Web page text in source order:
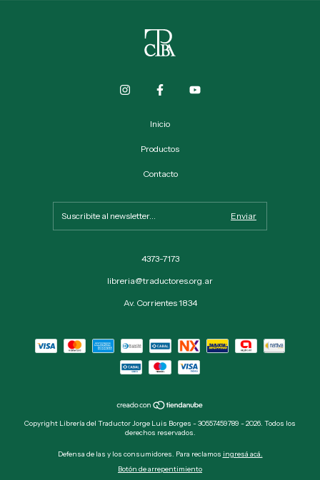
Inicio
Productos
Contacto
4373-7173
libreria@traductores.org.ar
Av. Corrientes 1834
Copyright Librería del Traductor Jorge Luis Borges - 30557459789 - 2026. Todos los
derechos reservados.
Defensa de las y los consumidores. Para reclamos ingresá acá.
Botón de arrepentimiento